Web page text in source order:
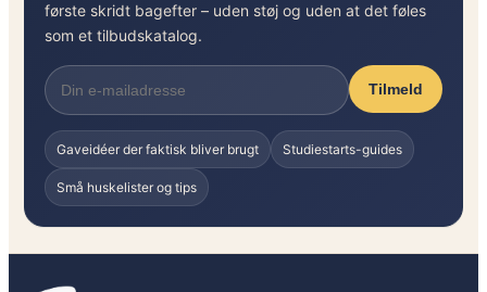
første skridt bagefter – uden støj og uden at det føles
som et tilbudskatalog.
Tilmeld
Gaveidéer der faktisk bliver brugt Studiestarts-guides
Små huskelister og tips